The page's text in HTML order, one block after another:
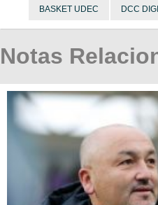
BASKET UDEC DCC
Notas